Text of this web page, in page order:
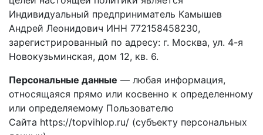
Индивидуальный предприниматель Камышев
Андрей Леонидович ИНН 772158458230,
зарегистрированный по адресу: г. Москва, ул. 4-я
Новокузьминская, дом 12, кв. 6.
Персональные данные — любая информация,
относящаяся прямо или косвенно к определенному
или определяемому Пользователю
Сайта https://topvihlop.ru/ (субъекту персональных